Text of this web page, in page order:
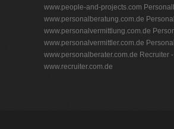
www.people-and-projects.com
www.personalberatung.com.de
www.personalvermittlung.com.de
www.personalvermittler.com.de
www.personalberater.com.de Recruiter -
www.recruiter.com.de